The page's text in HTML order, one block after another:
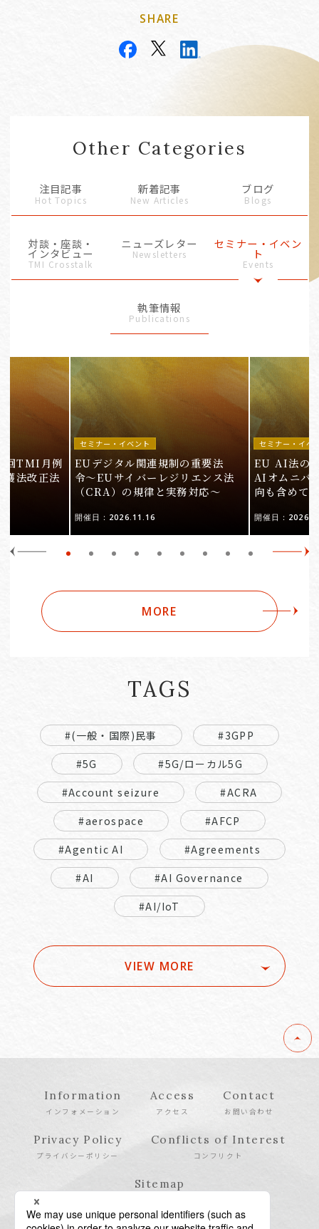
SHARE
Other Categories
注目記事
Hot Topics
新着記事
New Articles
ブログ
Blogs
対談・座談・
インタビュー
TMI Crosstalk
ニューズレター
Newsletters
セミナー・イベン
ト
Events
執筆情報
Publications
回TMI月例
護法改正法
セミナー・イベント
EUデジタル関連規制の重要法
令〜EUサイバーレジリエンス法
（CRA）の規律と実務対応〜
開催日：2026.11.16
セミナー・イベ
EU AI法の
AIオムニバ
向も含めて
開催日：
MORE
TAGS
#(一般・国際)民事
#3GPP
#5G
#5G/ローカル5G
#Account seizure
#ACRA
#aerospace
#AFCP
#Agentic AI
#Agreements
#AI
#AI Governance
#AI/IoT
VIEW MORE
Information
インフォメーション
Access
アクセス
Contact
お問い合わせ
Privacy Policy
プライバシーポリシー
Conflicts of Interest
コンフリクト
Sitemap